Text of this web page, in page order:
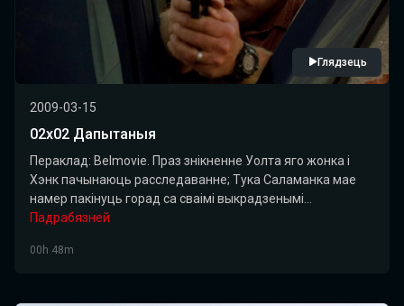
Глядзець
2009-03-15
02x02 Дапытаныя
Пераклад: Belmovie. Праз знікненне Уолта яго жонка і
Хэнк пачынаюць расследаванне; Тука Саламанка мае
намер пакінуць горад са сваімі выкрадзенымі...
Падрабязней
00h 48m